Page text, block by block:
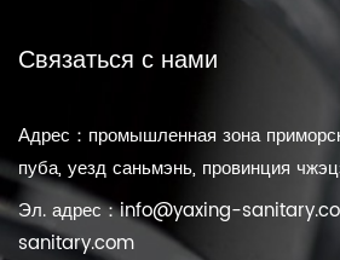
Связаться с нами
Адрес：промышленная зона
пуба, уезд саньмэнь, провинция
Эл. адрес：info@yaxing-
sanitary.com